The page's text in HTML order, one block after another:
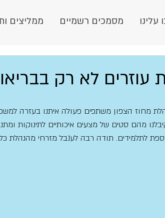
עלינו מסמכים רשמיים ממליצים
עוזרים לא רק
מחוז הצפון משתפים פעולה איתנו בעזרה
מהם סטים של מצעים איכותיים לתינוקות
לתלמידים. תודה רבה לענבל מזרחי מהנהלת